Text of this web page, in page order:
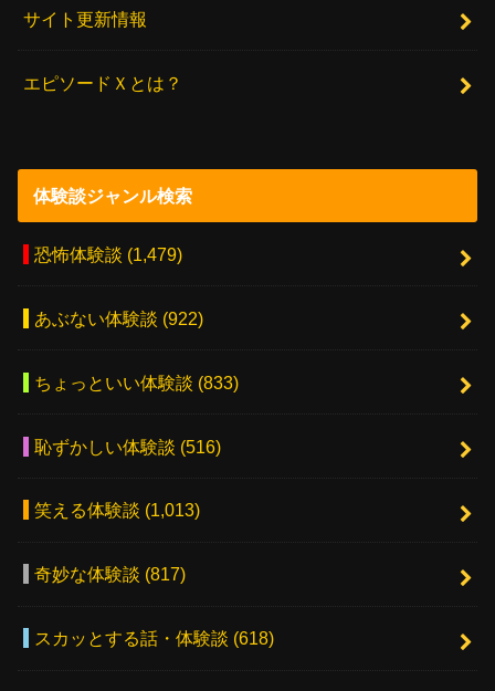
サイト更新情報
エピソードＸとは？
体験談ジャンル検索
恐怖体験談 (1,479)
あぶない体験談 (922)
ちょっといい体験談 (833)
恥ずかしい体験談 (516)
笑える体験談 (1,013)
奇妙な体験談 (817)
スカッとする話・体験談 (618)